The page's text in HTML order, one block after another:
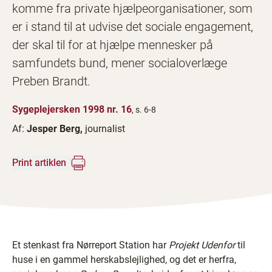
komme fra private hjælpeorganisationer, som
er i stand til at udvise det sociale engagement,
der skal til for at hjælpe mennesker på
samfundets bund, mener socialoverlæge
Preben Brandt.
Sygeplejersken 1998 nr. 16, s. 6-8
Af: Jesper Berg, journalist
Print artiklen
Et stenkast fra Nørreport Station har Projekt Udenfortil
huse i en gammel herskabslejlighed, og det er herfra,